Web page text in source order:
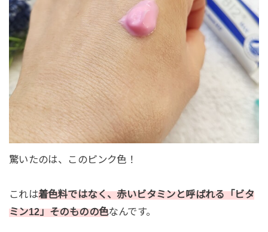
驚いたのは、このピンク色！
これは着色料ではなく、赤いビタミンと呼ばれる「ビタ
ミン12」そのものの色なんです。